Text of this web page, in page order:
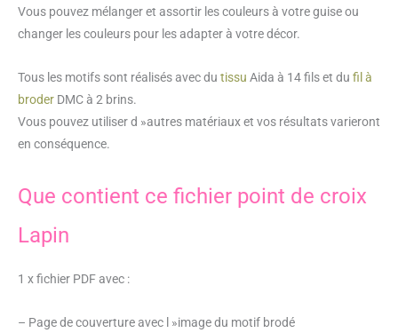
Vous pouvez mélanger et assortir les couleurs à votre guise ou
changer les couleurs pour les adapter à votre décor.
Tous les motifs sont réalisés avec du tissu Aida à 14 fils et du fil à
broder DMC à 2 brins.
Vous pouvez utiliser d »autres matériaux et vos résultats varieront
en conséquence.
Que contient ce fichier point de croix
Lapin
1 x fichier PDF avec :
– Page de couverture avec l »image du motif brodé